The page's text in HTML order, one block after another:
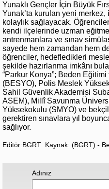
Yunaklı Gençler İçin Büyük
Yunak’ta kurulan yeni
kolaylık sağlayacak.
kendi ilçelerinde uzman
antrenmanlara ve sınav
sayede hem zamandan hem
öğrenciler, hedefledikleri
şekilde hazırlanma imkânı
“Parkur Konya”; Beden
(BESYO), Polis Meslek
Sahil Güvenlik Akademisi
ASEM), Millî Savunma
Yüksekokulu (SMYO) ve
gerektiren sınavlara yıl
sağlıyor.
Editör:BGRT Kaynak: (BGRT) -
Adınız